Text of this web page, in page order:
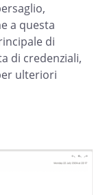
a questa
di
di credenziali,
ulteriori